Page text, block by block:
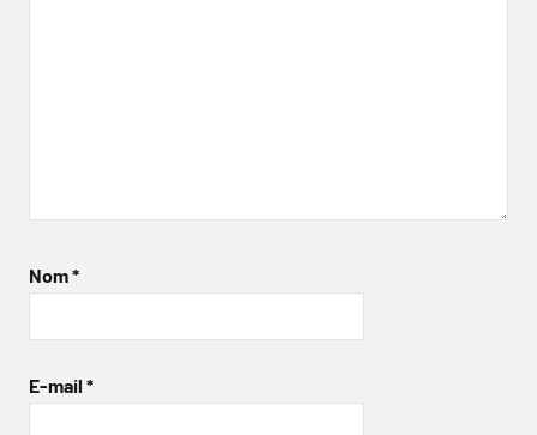
Nom*
E-mail *